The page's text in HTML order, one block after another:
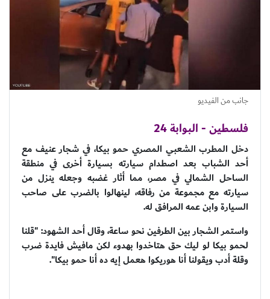
جانب من الفيديو
فلسطين - البوابة 24
دخل المطرب الشعبي المصري ​حمو بيكا​، في شجار عنيف مع
أحد الشباب بعد اصطدام سيارته بسيارة أخرى في منطقة
الساحل الشمالي في مصر، مما أثار غضبه وجعله ينزل من
سيارته مع مجموعة من رفاقه، لينهالوا بالضرب على صاحب
السيارة وابن عمه المرافق له.
واستمر الشجار بين الطرفين نحو ساعة، وقال أحد الشهود: "قلنا
لحمو بيكا لو ليك حق هتاخدوا بهدوء لكن مافيش فايدة ضرب
وقلة أدب ويقولنا أنا هوريكوا هعمل إيه ده أنا حمو بيكا".